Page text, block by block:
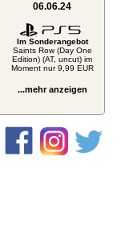
06.06.24
Im Sonderangebot
Saints Row (Day One
Edition) (AT, uncut) im
Moment nur 9,99 EUR
...mehr anzeigen